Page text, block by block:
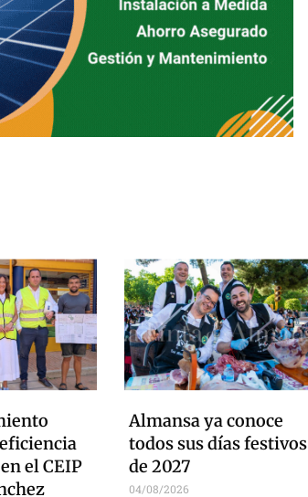
el CEIP
Almansa ya conoce
todos sus días festivos
de 2027
04/08/2026